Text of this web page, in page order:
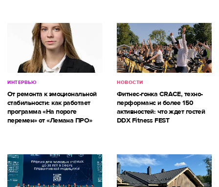
ИНТЕРВЬЮ
От ремонта к эмоциональной
стабильности: как работает
программа «На пороге
перемен» от «Лемана ПРО»
НОВОСТИ
Фитнес-гонка CRACE, техно-
перформанс и более 150
активностей: что ждет гостей
DDX Fitness FEST